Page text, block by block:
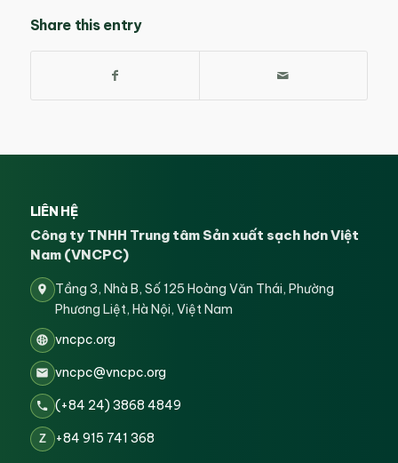
Share this entry
LIÊN HỆ
Công ty TNHH Trung tâm Sản xuất sạch hơn Việt
Nam (VNCPC)
Tầng 3, Nhà B, Số 125 Hoàng Văn Thái, Phường
Phương Liệt, Hà Nội, Việt Nam
vncpc.org
vncpc@vncpc.org
(+84 24) 3868 4849
Z +84 915 741 368